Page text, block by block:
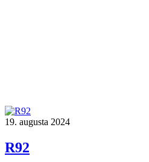
19. augusta 2024
R92